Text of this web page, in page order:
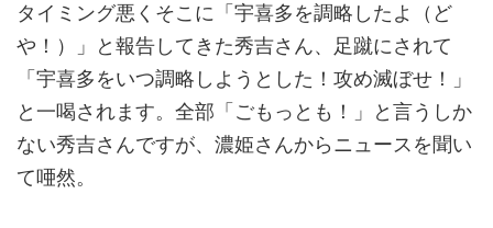
タイミング悪くそこに「宇喜多を調略したよ（ど
や！）」と報告してきた秀吉さん、足蹴にされて
「宇喜多をいつ調略しようとした！攻め滅ぼせ！」
と一喝されます。全部「ごもっとも！」と言うしか
ない秀吉さんですが、濃姫さんからニュースを聞い
て唖然。